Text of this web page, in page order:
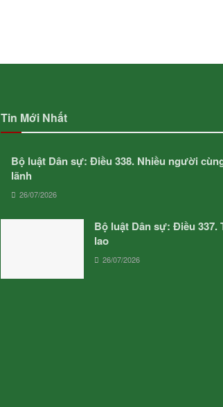
Tin Mới Nhất
Bộ luật Dân sự: Điều 338. Nhiều người
lãnh
26/07/2026
Bộ luật Dân sự: Điều 337.
lao
26/07/2026